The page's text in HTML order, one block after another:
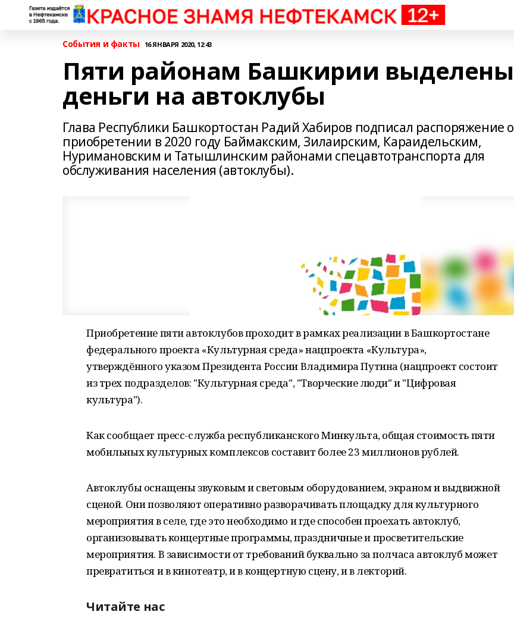
События и факты 16 ЯНВАРЯ 2020, 12:43
Пяти районам Башкирии выделены
деньги на автоклубы
Глава Республики Башкортостан Радий Хабиров подписал распоряжение о
приобретении в 2020 году Баймакским, Зилаирским, Караидельским,
Нуримановским и Татышлинским районами спецавтотранспорта для
обслуживания населения (автоклубы).
Приобретение пяти автоклубов проходит в рамках реализации в Башкортостане
федерального проекта «Культурная среда» нацпроекта «Культура»,
утверждённого указом Президента России Владимира Путина (нацпроект состоит
из трех подразделов: "Культурная среда", "Творческие люди" и "Цифровая
культура").
Как сообщает пресс-служба республиканского Минкульта, общая стоимость пяти
мобильных культурных комплексов составит более 23 миллионов рублей.
Автоклубы оснащены звуковым и световым оборудованием, экраном и выдвижной
сценой. Они позволяют оперативно разворачивать площадку для культурного
мероприятия в селе, где это необходимо и где способен проехать автоклуб,
организовывать концертные программы, праздничные и просветительские
мероприятия. В зависимости от требований буквально за полчаса автоклуб может
превратиться и в кинотеатр, и в концертную сцену, и в лекторий.
Читайте нас